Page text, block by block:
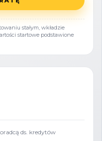
stałym, wkładzie
startowe podstawione
ds. kredytów